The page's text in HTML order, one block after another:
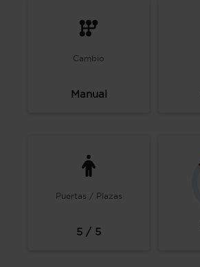
Cambio
Manual
Puertas / Plazas
5 / 5